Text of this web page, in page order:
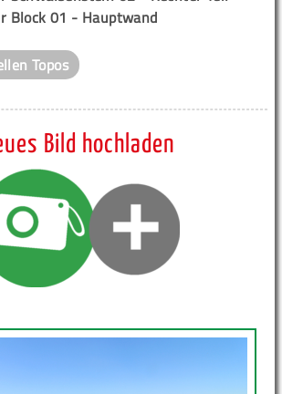
Block 01 - Hauptwand
Topos
Bild hochladen